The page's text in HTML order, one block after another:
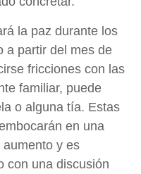
la paz durante los
a partir del mes de
fricciones con las
familiar, puede
o alguna tía. Estas
en una
y es
con una discusión